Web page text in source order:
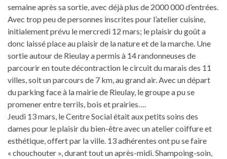
semaine après sa sortie, avec déjà plus de 2000 000 d’entrées.
Avec trop peu de personnes inscrites pour l’atelier cuisine,
initialement prévu le mercredi 12 mars; le plaisir du goût a
donc laissé place au plaisir de la nature et de la marche. Une
sortie autour de Rieulay a permis à 14 randonneuses de
parcourir en toute décontraction le circuit du marais des 11
villes, soit un parcours de 7 km, au grand air. Avec un départ
du parking face à la mairie de Rieulay, le groupe a pu se
promener entre terrils, bois et prairies….
Jeudi 13 mars, le Centre Social était aux petits soins des
dames pour le plaisir du bien-être avec un atelier coiffure et
esthétique, offert par la ville. 13 adhérentes ont pu se faire
« chouchouter », durant tout un après-midi. Shampoing-soin,